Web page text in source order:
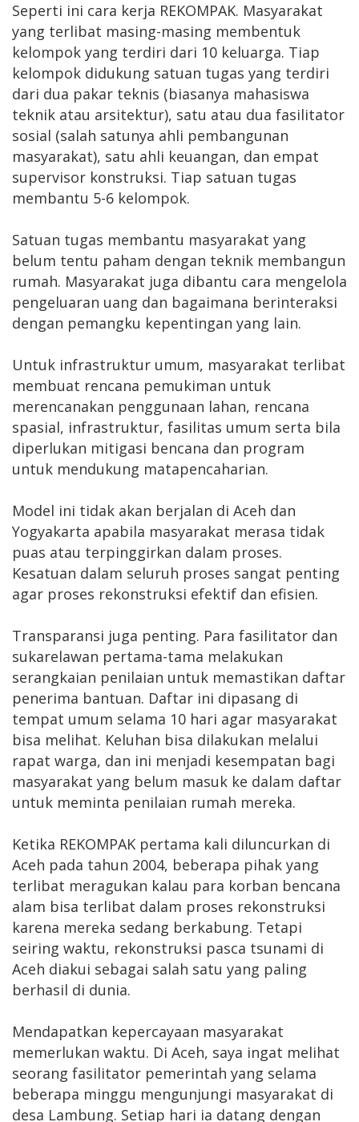
Seperti ini cara kerja REKOMPAK. Masyarakat
yang terlibat masing-masing membentuk
kelompok yang terdiri dari 10 keluarga. Tiap
kelompok didukung satuan tugas yang terdiri
dari dua pakar teknis (biasanya mahasiswa
teknik atau arsitektur), satu atau dua fasilitator
sosial (salah satunya ahli pembangunan
masyarakat), satu ahli keuangan, dan empat
supervisor konstruksi. Tiap satuan tugas
membantu 5-6 kelompok.
Satuan tugas membantu masyarakat yang
belum tentu paham dengan teknik membangun
rumah. Masyarakat juga dibantu cara mengelola
pengeluaran uang dan bagaimana berinteraksi
dengan pemangku kepentingan yang lain.
Untuk infrastruktur umum, masyarakat terlibat
membuat rencana pemukiman untuk
merencanakan penggunaan lahan, rencana
spasial, infrastruktur, fasilitas umum serta bila
diperlukan mitigasi bencana dan program
untuk mendukung matapencaharian.
Model ini tidak akan berjalan di Aceh dan
Yogyakarta apabila masyarakat merasa tidak
puas atau terpinggirkan dalam proses.
Kesatuan dalam seluruh proses sangat penting
agar proses rekonstruksi efektif dan efisien.
Transparansi juga penting. Para fasilitator dan
sukarelawan pertama-tama melakukan
serangkaian penilaian untuk memastikan daftar
penerima bantuan. Daftar ini dipasang di
tempat umum selama 10 hari agar masyarakat
bisa melihat. Keluhan bisa dilakukan melalui
rapat warga, dan ini menjadi kesempatan bagi
masyarakat yang belum masuk ke dalam daftar
untuk meminta penilaian rumah mereka.
Ketika REKOMPAK pertama kali diluncurkan di
Aceh pada tahun 2004, beberapa pihak yang
terlibat meragukan kalau para korban bencana
alam bisa terlibat dalam proses rekonstruksi
karena mereka sedang berkabung. Tetapi
seiring waktu, rekonstruksi pasca tsunami di
Aceh diakui sebagai salah satu yang paling
berhasil di dunia.
Mendapatkan kepercayaan masyarakat
memerlukan waktu. Di Aceh, saya ingat melihat
seorang fasilitator pemerintah yang selama
beberapa minggu mengunjungi masyarakat di
desa Lambung. Setiap hari ia datang dengan